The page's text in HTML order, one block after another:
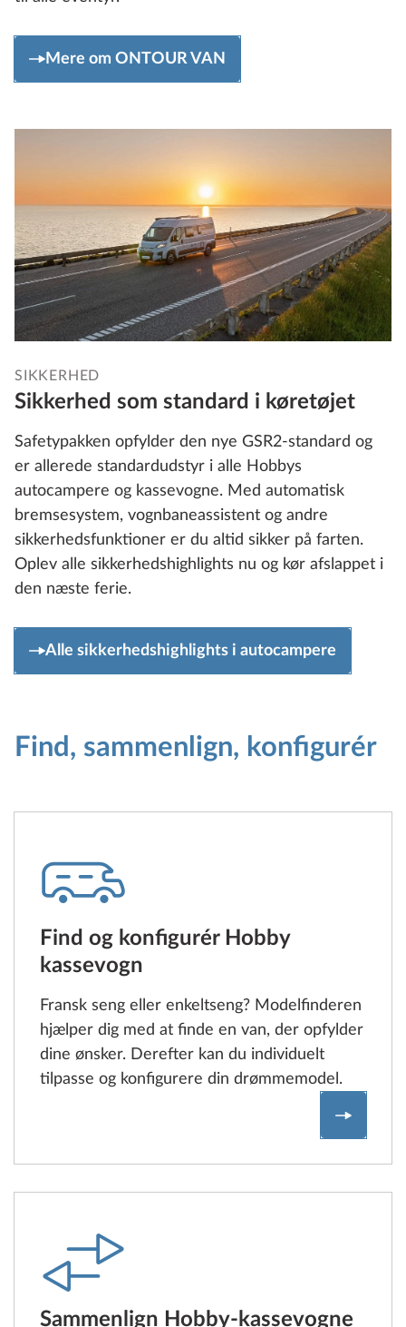
Mere om ONTOUR VAN
SIKKERHED
Sikkerhed som standard i køretøjet
Safetypakken opfylder den nye GSR2-standard og
er allerede standardudstyr i alle Hobbys
autocampere og kassevogne. Med automatisk
bremsesystem, vognbaneassistent og andre
sikkerhedsfunktioner er du altid sikker på farten.
Oplev alle sikkerhedshighlights nu og kør afslappet i
den næste ferie.
Alle sikkerhedshighlights i autocampere
Find, sammenlign, konfigurér
Find og konfigurér Hobby
kassevogn
Fransk seng eller enkeltseng? Modelfinderen
hjælper dig med at finde en van, der opfylder
dine ønsker. Derefter kan du individuelt
tilpasse og konfigurere din drømmemodel.
Find og
Sammenlign Hobby-kassevogne